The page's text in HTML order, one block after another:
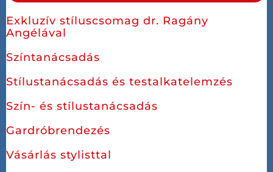
Exkluzív stíluscsomag dr. Ragány
Angélával
Színtanácsadás
Stílustanácsadás és testalkatelemzés
Szín- és stílustanácsadás
Gardróbrendezés
Vásárlás stylisttal